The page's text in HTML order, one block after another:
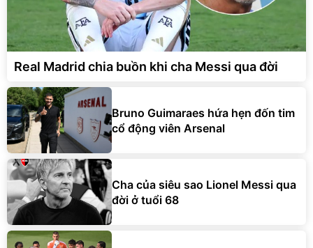
Real Madrid chia buồn khi cha Messi qua đời
Bruno Guimaraes hứa hẹn đốn tim
cổ động viên Arsenal
Cha của siêu sao Lionel Messi qua
đời ở tuổi 68